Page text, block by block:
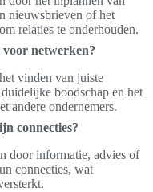
nieuwsbrieven of het
relaties te onderhouden.
voor netwerken?
vinden van juiste
boodschap en het
andere ondernemers.
connecties?
door informatie, advies of
connecties, wat